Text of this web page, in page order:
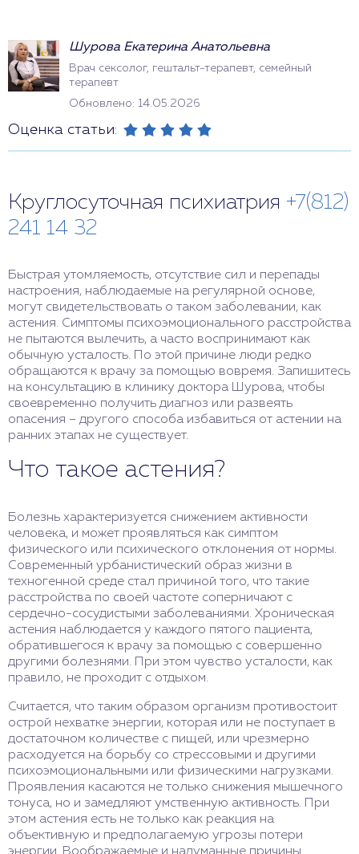
Шурова Екатерина Анатольевна
Врач сексолог, гештальт-терапевт, семейный
терапевт
Обновлено: 14.05.2026
Оценка статьи:
Круглосуточная психиатрия +7(812)
241 14 32
Быстрая утомляемость, отсутствие сил и перепады
настроения, наблюдаемые на регулярной основе,
могут свидетельствовать о таком заболевании, как
астения. Симптомы психоэмоционального расстройства
не пытаются вылечить, а часто воспринимают как
обычную усталость. По этой причине люди редко
обращаются к врачу за помощью вовремя. Запишитесь
на консультацию в клинику доктора Шурова, чтобы
своевременно получить диагноз или развеять
опасения – другого способа избавиться от астении на
ранних этапах не существует.
Что такое астения?
Болезнь характеризуется снижением активности
человека, и может проявляться как симптом
физического или психического отклонения от нормы.
Современный урбанистический образ жизни в
техногенной среде стал причиной того, что такие
расстройства по своей частоте соперничают с
сердечно-сосудистыми заболеваниями. Хроническая
астения наблюдается у каждого пятого пациента,
обратившегося к врачу за помощью с совершенно
другими болезнями. При этом чувство усталости, как
правило, не проходит с отдыхом.
Считается, что таким образом организм противостоит
острой нехватке энергии, которая или не поступает в
достаточном количестве с пищей, или чрезмерно
расходуется на борьбу со стрессовыми и другими
психоэмоциональными или физическими нагрузками.
Проявления касаются не только снижения мышечного
тонуса, но и замедляют умственную активность. При
этом астения есть не только как реакция на
объективную и предполагаемую угрозы потери